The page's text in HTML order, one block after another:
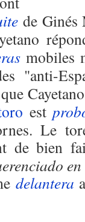
de
mobiles
"anti-
que
est
Le
de bien
delantera